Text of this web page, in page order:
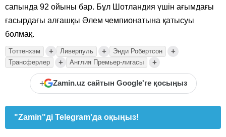
сапында 92 ойыны бар. Бұл Шотландия үшін ағымдағы
ғасырдағы алғашқы Әлем чемпионатына қатысуы
болмақ.
Тоттенхэм + Ливерпуль + Энди Робертсон +
Трансферлер + Англия Премьер-лигасы +
+ Zamin.uz сайтын Google'ге қосыңыз
"Zamin"ді Telegram'да оқыңыз!